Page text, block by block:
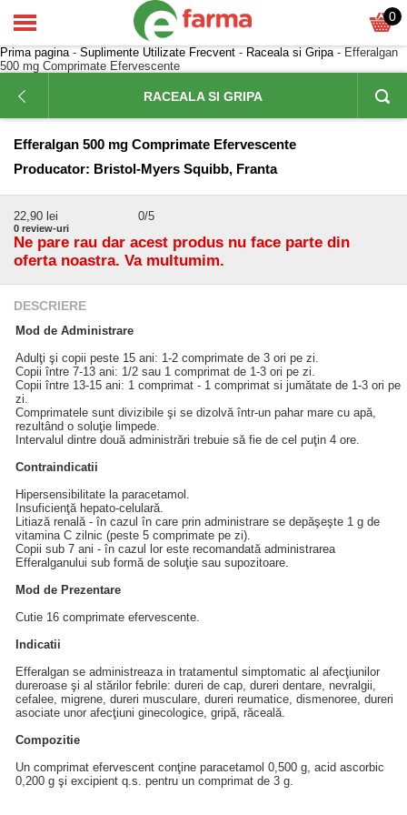
0
Prima pagina- Suplimente Utilizate Frecvent - Raceala si Gripa- Efferalgan
500 mg Comprimate Efervescente
RACEALA SI GRIPA
Efferalgan 500 mg Comprimate Efervescente
Producator: Bristol-Myers Squibb, Franta
22,90 lei 0/5
0 review-uri
Ne pare rau dar acest produs nu face parte din
oferta noastra. Va multumim.
DESCRIERE
Mod de Administrare
Adulţi şi copii peste 15 ani: 1-2 comprimate de 3 ori pe zi.
Copii între 7-13 ani: 1/2 sau 1 comprimat de 1-3 ori pe zi.
Copii între 13-15 ani: 1 comprimat - 1 comprimat si jumătate de 1-3 ori pe
zi.
Comprimatele sunt divizibile şi se dizolvă într-un pahar mare cu apă,
rezultând o soluţie limpede.
Intervalul dintre două administrări trebuie să fie de cel puţin 4 ore.
Contraindicatii
Hipersensibilitate la paracetamol.
Insuficienţă hepato-celulară.
Litiază renală - în cazul în care prin administrare se depăşeşte 1 g de
vitamina C zilnic (peste 5 comprimate pe zi).
Copii sub 7 ani - în cazul lor este recomandată administrarea
Efferalganului sub formă de soluţie sau supozitoare.
Mod de Prezentare
Cutie 16 comprimate efervescente.
Indicatii
Efferalgan se administreaza in tratamentul simptomatic al afecţiunilor
dureroase şi al stărilor febrile: dureri de cap, dureri dentare, nevralgii,
cefalee, migrene, dureri musculare, dureri reumatice, dismenoree, dureri
asociate unor afecţiuni ginecologice, gripă, răceală.
Compozitie
Un comprimat efervescent conţine paracetamol 0,500 g, acid ascorbic
0,200 g şi excipient q.s. pentru un comprimat de 3 g.